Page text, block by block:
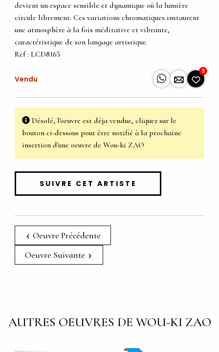
devient un espace sensible et dynamique où la lumière
circule librement. Ces variations chromatiques instaurent
une atmosphère à la fois méditative et vibrante,
caractéristique de son langage artistique.
Ref : LCD8165
Vendu
3
Désolé, l'oeuvre est déja vendue, cliquez sur le
bouton ci-dessous pour être notifié à la prochaine
insertion d'une oeuvre de Wou-ki ZAO
SUIVRE CET ARTISTE
Oeuvre Précédente
Oeuvre Suivante
AUTRES OEUVRES DE WOU-KI ZAO